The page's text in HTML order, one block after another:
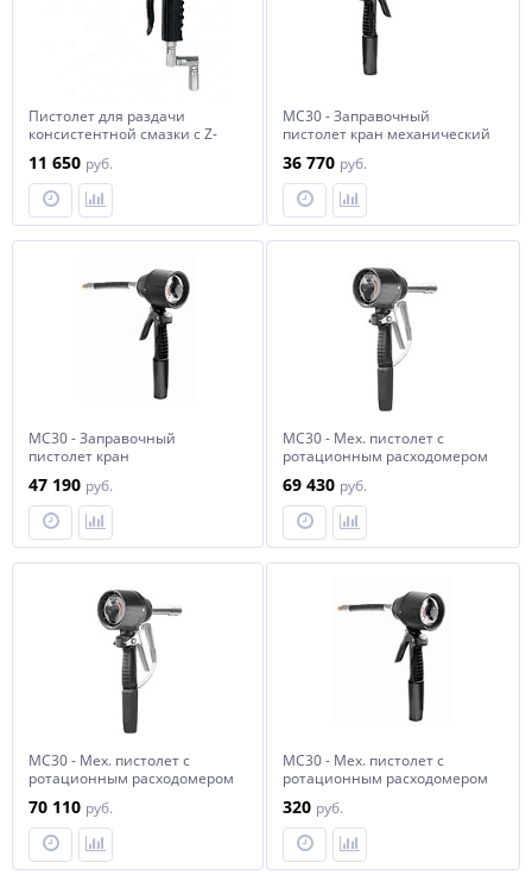
Пистолет для раздачи
консистентной смазки с Z-
11 650 руб.
MC30 - Заправочный
пистолет кран механический
расходомером (литры),
гибкий наконечник, автомат.
каплеот., масло
36 770 руб.
MC30 - Заправочный
пистолет кран
ротационным расходомером
(литры), гибкий наконечник,
ручн. каплеот., масло
47 190 руб.
MC30 - Мех. пистолет c
ротационным расходомером
полуавт. каплеот.
69 430 руб.
MC30 - Мех. пистолет c
ротационным расходомером
полуавт. каплеот., масло
70 110 руб.
MC30 - Мех. пистолет c
ротационным расходомером
наконечник, ручн. каплеот.,
масло
320 руб.